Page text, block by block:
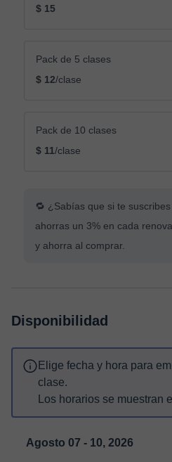
$ 15
Pack de 5 clases
$ 12/clase
Pack de 10 clases
$ 11/clase
🔁 ¿Sabías que si te
ahorras un 3% en cada
y ahorra al comprar.
Disponibilidad
Elige fecha y hora para
clase.
Los horarios se muestran
Agosto 07 - 10, 2026